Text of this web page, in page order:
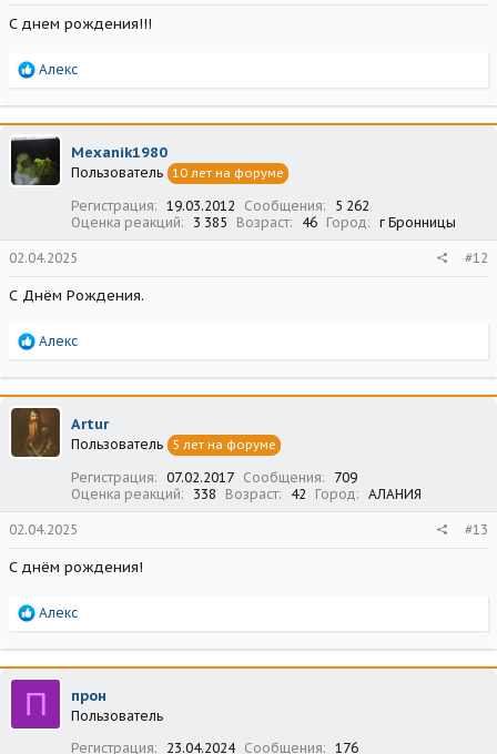
С днем рождения!!!
Р
а
к
ц
и
и
Алекс
Mexanik1980
Пользователь 10 лет на форуме
Регистрация 19.03.2012 Сообщения
5 262
Оценка реакций
3 385 Возраст 46 Город г Бронницы
02.04.2025 #12
С Днём Рождения.
Р
а
к
ц
и
и
Алекс
Artur
Пользователь 5 лет на форуме
Регистрация 07.02.2017 Сообщения
709
Оценка реакций
338 Возраст 42 Город АЛАНИЯ
02.04.2025 #13
С днём рождения!
Р
а
к
ц
и
и
Алекс
П прон
Пользователь
Регистрация
23.04.2024 Сообщения 176